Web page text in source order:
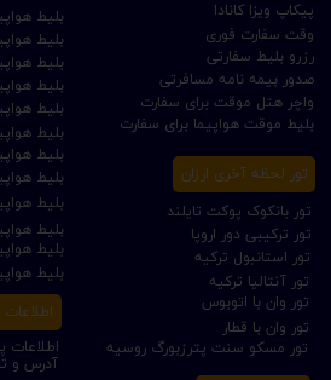
تور ترکیبی دور اروپا
رزرو بلیط سفارتی
پیکاپ ویزا کانادا
بلیط
بلیط
بلیط
بلیط
بلیط
بلیط
بلیط موقت هواپیما برای سفارت
واچر هتل موقت برای سفارت
بلیط
اطلاعات
بلیط
بلیط
بلیط
بلیط
بلیط
صدور بیمه نامه مسافرتی
تور آنتالیا ترکیه
تور استانبول ترکیه
تور مسکو سنت پترزبورگ روسیه
تور وان با قطار
تور بانکوک پوکت تایلند
تور وان با اتوبوس
تور لحظه آخری ارزان
وقت سفارت فوری
آدرس و